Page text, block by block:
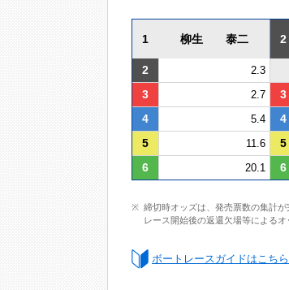
1 柳生 泰二 2
2 2.3
3 2.7 3
4 5.4 4
5 11.6 5
6 20.1 6
締切時オッズは、発売票数の集計
レース開始後の返還欠場等によるオ
ボートレースガイドはこちら